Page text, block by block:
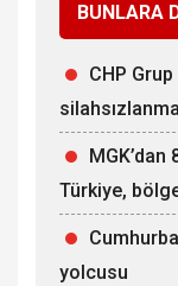
BUNLARA
CHP Grup
Türkiye,
yolcusu